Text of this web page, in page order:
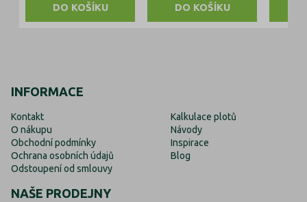
DO KOŠÍKU DO KOŠÍKU
INFORMACE
Kontakt
O nákupu
Obchodní podmínky
Ochrana osobních údajů
Odstoupení od smlouvy
Kalkulace plotů
Návody
Inspirace
Blog
NAŠE PRODEJNY